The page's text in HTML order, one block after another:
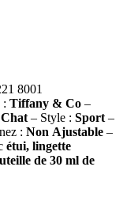
8001
: Tiffany & Co –
– Style : Sport –
: Non Ajustable –
étui, lingette
de 30 ml de